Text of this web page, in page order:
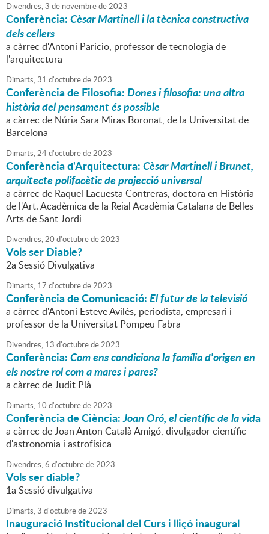
Divendres,3 de novembrede2023
Conferència:Cèsar Martinell i la tècnica constructiva
dels cellers
a càrrec d'Antoni Paricio, professor de tecnologia de
l'arquitectura
Dimarts,31 d'octubrede2023
Conferència de Filosofia:Dones i filosofia: una altra
història del pensament és possible
a càrrec de Núria Sara Miras Boronat, de la Universitat de
Barcelona
Dimarts,24d'octubrede2023
Conferència d'Arquitectura:Cèsar Martinell i Brunet,
arquitecte polifacètic de projecció universal
a càrrec de Raquel Lacuesta Contreras, doctora en Història
de l'Art. Acadèmica de la Reial Acadèmia Catalana de Belles
Arts de Sant Jordi
Divendres,20 d'octubrede2023
Vols ser Diable?
2a Sessió Divulgativa
Dimarts, 17 d'octubrede2023
Conferència de Comunicació:El futur de la televisió
a càrrec d'Antoni Esteve Avilés, periodista, empresari i
professor de la Universitat Pompeu Fabra
Divendres, 13 d'octubrede2023
Conferència:Com ens condiciona la família d'origen en
els nostre rol com a mares i pares?
a càrrec de Judit Plà
Dimarts, 10 d'octubrede2023
Conferència de Ciència:Joan Oró, el científic de la vida
a càrrec de Joan Anton Català Amigó, divulgador científic
d'astronomia i astrofísica
Divendres,6 d'octubrede2023
Vols ser diable?
1a Sessió divulgativa
Dimarts,3 d'octubrede2023
Inauguració Institucional del Curs i lliçó inaugural